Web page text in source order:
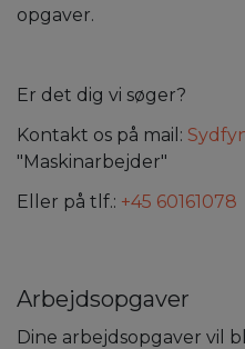
opgaver.
Er det dig vi søger?
Kontakt os på mail:
"Maskinarbejder"
Eller på tlf.: +45 60161078
Arbejdsopgaver
Dine arbejdsopgaver vil